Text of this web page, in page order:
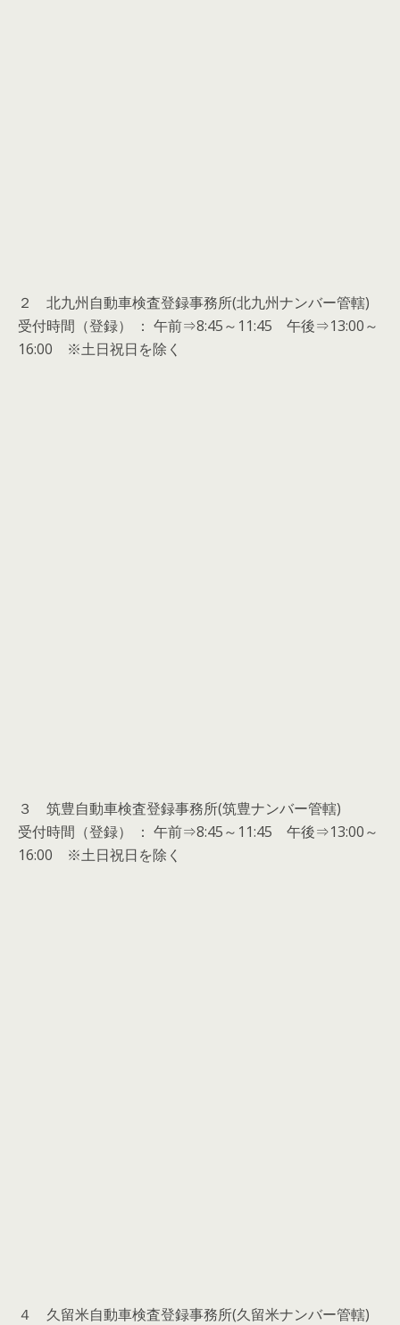
２ 北九州自動車検査登録事務所(北九州ナンバー管轄)
受付時間（登録） ： 午前⇒8:45～11:45 午後⇒13:00～
16:00 ※土日祝日を除く
３ 筑豊自動車検査登録事務所(筑豊ナンバー管轄)
受付時間（登録） ： 午前⇒8:45～11:45 午後⇒13:00～
16:00 ※土日祝日を除く
４ 久留米自動車検査登録事務所(久留米ナンバー管轄)